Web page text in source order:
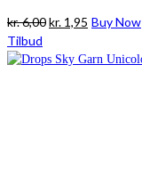
kr.6,00Den
pris
kr. 1,95 Den
pris
Buy Now
Tilbud